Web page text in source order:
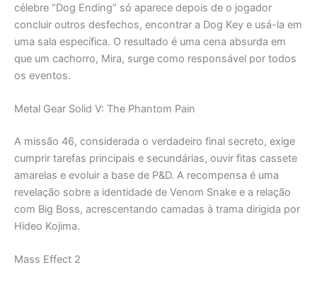
célebre “Dog Ending” só aparece depois de o jogador
concluir outros desfechos, encontrar a Dog Key e usá-la em
uma sala específica. O resultado é uma cena absurda em
que um cachorro, Mira, surge como responsável por todos
os eventos.
Metal Gear Solid V: The Phantom Pain
A missão 46, considerada o verdadeiro final secreto, exige
cumprir tarefas principais e secundárias, ouvir fitas cassete
amarelas e evoluir a base de P&D. A recompensa é uma
revelação sobre a identidade de Venom Snake e a relação
com Big Boss, acrescentando camadas à trama dirigida por
Hideo Kojima.
Mass Effect 2